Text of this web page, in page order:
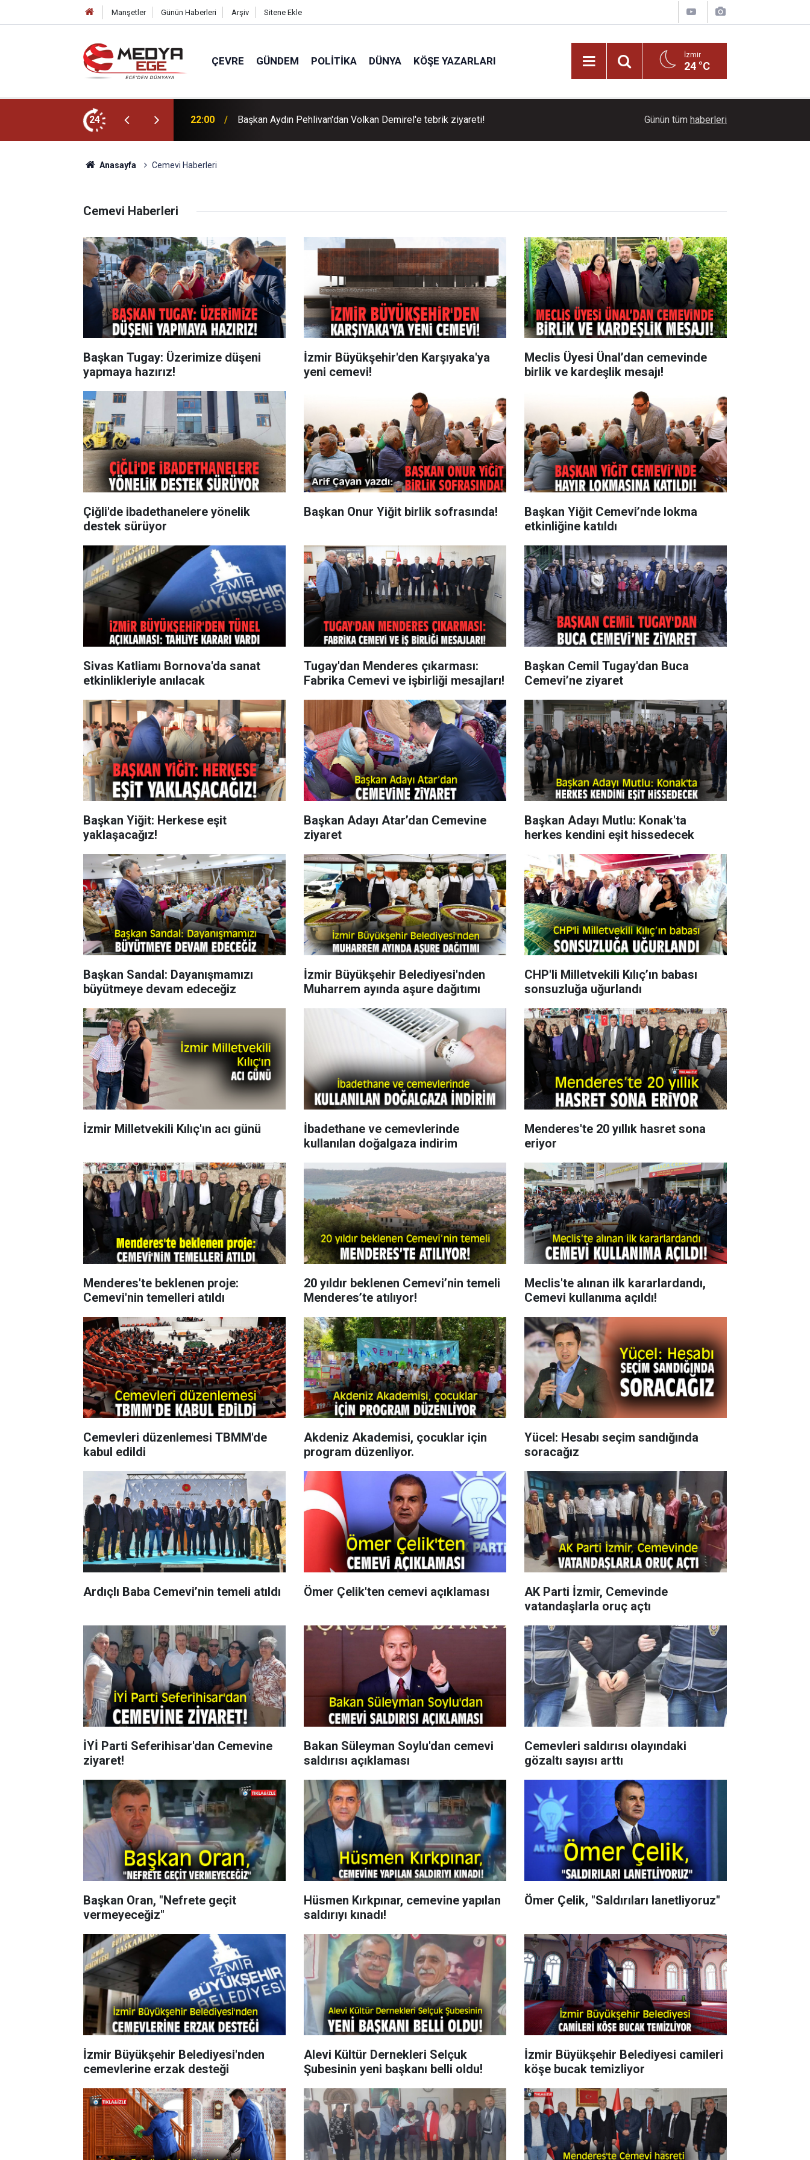
Manşetler Günün Haberleri Arşiv Sitene Ekle
ÇEVRE GÜNDEM POLITIKA DÜNYA KÖŞE YAZARLARI İzmir
24 °C
24 22:00 Başkan Aydın Pehlivan'dan Volkan Demirel'e tebrik ziyareti! Ayçiçeği tarlaları ihtişamıyla görenleri büyüledi!
Günün tüm haberleri
Anasayfa Cemevi Haberleri
Cemevi Haberleri
Başkan Tugay: Üzerimize düşeni
yapmaya hazırız!
İzmir Büyükşehir'den Karşıyaka'ya
yeni cemevi!
Meclis Üyesi Ünal’dan cemevinde
birlik ve kardeşlik mesajı!
Çiğli'de ibadethanelere yönelik
destek sürüyor
Başkan Onur Yiğit birlik sofrasında!
Başkan Yiğit Cemevi’nde lokma
etkinliğine katıldı
Sivas Katliamı Bornova'da sanat
etkinlikleriyle anılacak
Tugay'dan Menderes çıkarması:
Fabrika Cemevi ve işbirliği mesajları!
Başkan Cemil Tugay'dan Buca
Cemevi’ne ziyaret
Başkan Yiğit: Herkese eşit
yaklaşacağız!
Başkan Adayı Atar’dan Cemevine
ziyaret
Başkan Adayı Mutlu: Konak'ta
herkes kendini eşit hissedecek
Başkan Sandal: Dayanışmamızı
büyütmeye devam edeceğiz
İzmir Büyükşehir Belediyesi'nden
Muharrem ayında aşure dağıtımı
CHP'li Milletvekili Kılıç’ın babası
sonsuzluğa uğurlandı
İzmir Milletvekili Kılıç'ın acı günü
İbadethane ve cemevlerinde
kullanılan doğalgaza indirim
Menderes'te 20 yıllık hasret sona
eriyor
Menderes'te beklenen proje:
Cemevi'nin temelleri atıldı
20 yıldır beklenen Cemevi’nin temeli
Menderes’te atılıyor!
Meclis'te alınan ilk kararlardandı,
Cemevi kullanıma açıldı!
Cemevleri düzenlemesi TBMM'de
kabul edildi
Akdeniz Akademisi, çocuklar için
program düzenliyor.
Yücel: Hesabı seçim sandığında
soracağız
Ardıçlı Baba Cemevi’nin temeli atıldı Ömer Çelik'ten cemevi açıklaması
AK Parti İzmir, Cemevinde
vatandaşlarla oruç açtı
İYİ Parti Seferihisar'dan Cemevine
ziyaret!
Bakan Süleyman Soylu'dan cemevi
saldırısı açıklaması
Cemevleri saldırısı olayındaki
gözaltı sayısı arttı
Başkan Oran, "Nefrete geçit
vermeyeceğiz"
Hüsmen Kırkpınar, cemevine yapılan
saldırıyı kınadı!
Ömer Çelik, "Saldırıları lanetliyoruz"
İzmir Büyükşehir Belediyesi'nden
cemevlerine erzak desteği
Alevi Kültür Dernekleri Selçuk
Şubesinin yeni başkanı belli oldu!
İzmir Büyükşehir Belediyesi camileri
köşe bucak temizliyor